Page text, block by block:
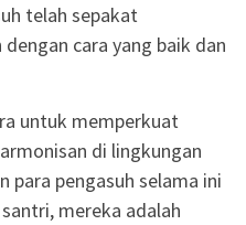
telah sepakat
cara yang baik dan
untuk memperkuat
di lingkungan
para pengasuh selama ini
mereka adalah